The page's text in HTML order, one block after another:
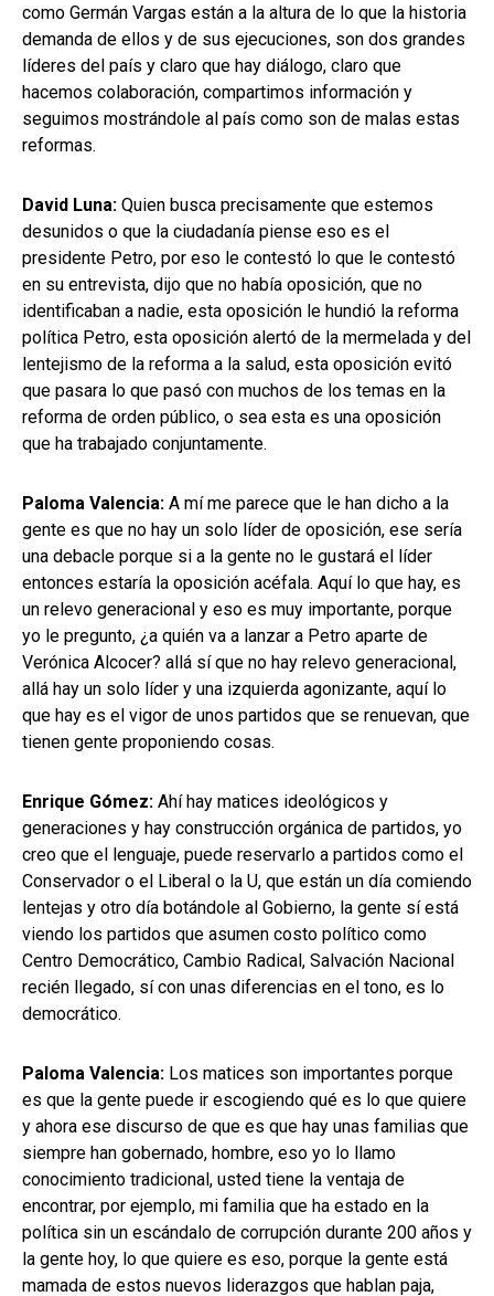
como Germán Vargas están a la altura de lo que la historia
demanda de ellos y de sus ejecuciones, son dos grandes
líderes del país y claro que hay diálogo, claro que
hacemos colaboración, compartimos información y
seguimos mostrándole al país como son de malas estas
reformas.
David Luna: Quien busca precisamente que estemos
desunidos o que la ciudadanía piense eso es el
presidente Petro, por eso le contestó lo que le contestó
en su entrevista, dijo que no había oposición, que no
identificaban a nadie, esta oposición le hundió la reforma
política Petro, esta oposición alertó de la mermelada y del
lentejismo de la reforma a la salud, esta oposición evitó
que pasara lo que pasó con muchos de los temas en la
reforma de orden público, o sea esta es una oposición
que ha trabajado conjuntamente.
Paloma Valencia: A mí me parece que le han dicho a la
gente es que no hay un solo líder de oposición, ese sería
una debacle porque si a la gente no le gustará el líder
entonces estaría la oposición acéfala. Aquí lo que hay, es
un relevo generacional y eso es muy importante, porque
yo le pregunto, ¿a quién va a lanzar a Petro aparte de
Verónica Alcocer? allá sí que no hay relevo generacional,
allá hay un solo líder y una izquierda agonizante, aquí lo
que hay es el vigor de unos partidos que se renuevan, que
tienen gente proponiendo cosas.
Enrique Gómez: Ahí hay matices ideológicos y
generaciones y hay construcción orgánica de partidos, yo
creo que el lenguaje, puede reservarlo a partidos como el
Conservador o el Liberal o la U, que están un día comiendo
lentejas y otro día botándole al Gobierno, la gente sí está
viendo los partidos que asumen costo político como
Centro Democrático, Cambio Radical, Salvación Nacional
recién llegado, sí con unas diferencias en el tono, es lo
democrático.
Paloma Valencia: Los matices son importantes porque
es que la gente puede ir escogiendo qué es lo que quiere
y ahora ese discurso de que es que hay unas familias que
siempre han gobernado, hombre, eso yo lo llamo
conocimiento tradicional, usted tiene la ventaja de
encontrar, por ejemplo, mi familia que ha estado en la
política sin un escándalo de corrupción durante 200 años y
la gente hoy, lo que quiere es eso, porque la gente está
mamada de estos nuevos liderazgos que hablan paja,